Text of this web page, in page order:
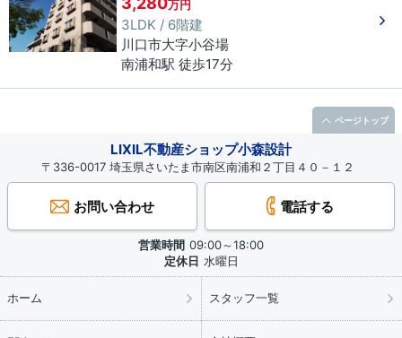
万円
3LDK / 6階建
川口市大字小谷場
南浦和駅 徒歩17分
LIXIL不動産ショップ小森設計
〒336-0017 埼玉県さいたま市南区南浦和２丁目４０－１２
お問い合わせ 電話する
営業時間 09:00～18:00
定休日 水曜日
ホーム スタッフ一覧
ページトップ